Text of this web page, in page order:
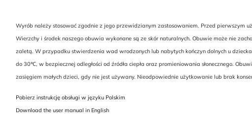
Wyrób należy stosować zgodnie z jego przewidzianym zastosowaniem. Przed pierwszym
Wierzchy i środek naszego obuwia wykonane są ze skór naturalnych. Obuwie może nie
zaletą. W przypadku stwierdzenia wad wrodzonych lub nabytych kończyn dolnych u
do 30℃, w bezpiecznej odległości od źródła ciepła oraz promieniowania słonecznego.
zasięgiem małych dzieci, gdy nie jest używany. Nieodpowiednie użytkowanie lub brak
Pobierz instrukcję obsługi w języku Polskim
Download the user manual in English